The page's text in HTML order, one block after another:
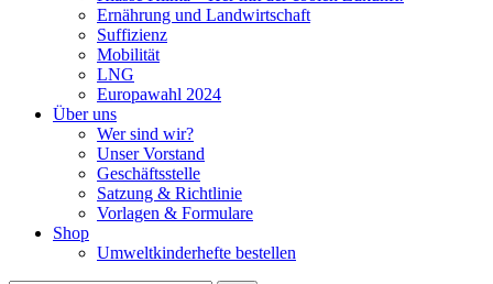
Ernährung und Landwirtschaft
Suffizienz
Mobilität
LNG
Europawahl 2024
Über uns
Wer sind wir?
Unser Vorstand
Geschäftsstelle
Satzung & Richtlinie
Vorlagen & Formulare
Shop
Umweltkinderhefte bestellen